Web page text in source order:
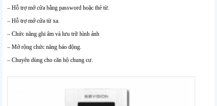
– Hỗ trợ mở cửa bằng password hoặc thẻ từ.
– Hỗ trợ mở cửa từ xa.
– Chức năng ghi âm và lưu trữ hình ảnh
– Mở rộng chức năng báo động.
– Chuyên dùng cho căn hộ chung cư.